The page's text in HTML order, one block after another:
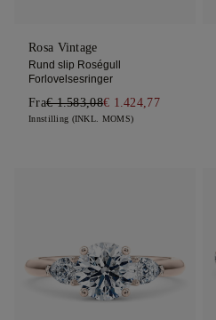
Rosa Vintage
Rund slip Roségull
Forlovelsesringer
Fra€ 1.583,08€ 1.424,77
Innstilling (INKL. MOMS)